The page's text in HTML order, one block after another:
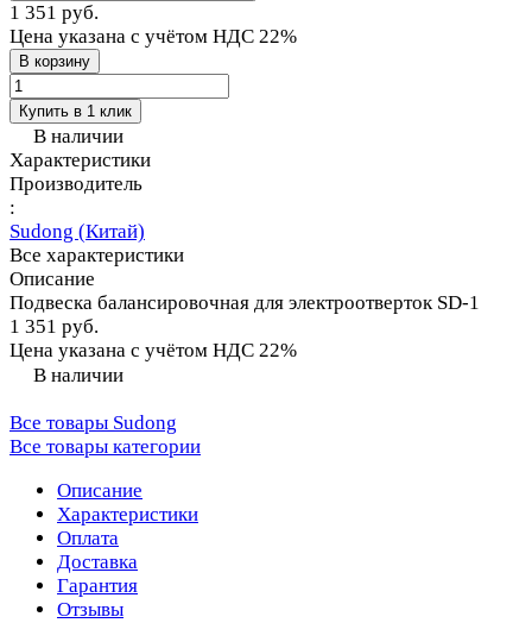
1 351 руб.
Цена указана с учётом НДС 22%
В корзину
Купить в 1 клик
В наличии
Характеристики
Производитель
:
Sudong (Китай)
Все характеристики
Описание
Подвеска балансировочная для электроотверток SD-1
1 351 руб.
Цена указана с учётом НДС 22%
В наличии
Все товары Sudong
Все товары категории
Описание
Характеристики
Оплата
Доставка
Гарантия
Отзывы